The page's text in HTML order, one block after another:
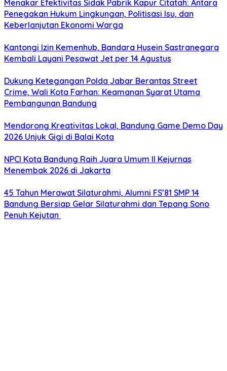
Menakar Efektivitas Sidak Pabrik Kapur Citatah: Antara
Penegakan Hukum Lingkungan, Politisasi Isu, dan
Keberlanjutan Ekonomi Warga
Kantongi Izin Kemenhub, Bandara Husein Sastranegara
Kembali Layani Pesawat Jet per 14 Agustus
Dukung Ketegangan Polda Jabar Berantas Street
Crime, Wali Kota Farhan: Keamanan Syarat Utama
Pembangunan Bandung
Mendorong Kreativitas Lokal, Bandung Game Demo Day
2026 Unjuk Gigi di Balai Kota
NPCI Kota Bandung Raih Juara Umum II Kejurnas
Menembak 2026 di Jakarta
45 Tahun Merawat Silaturahmi, Alumni FS’81 SMP 14
Bandung Bersiap Gelar Silaturahmi dan Tepang Sono
Penuh Kejutan